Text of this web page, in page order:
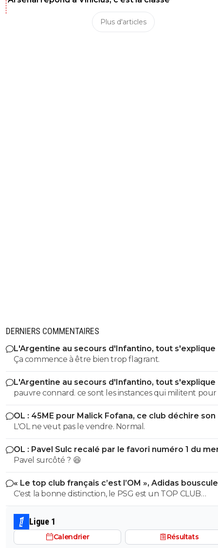
Plus d'articles
DERNIERS COMMENTAIRES
L'Argentine au secours d'Infantino, tout s'explique
Ça commence à être bien trop flagrant.
L'Argentine au secours d'Infantino, tout s'explique
pauvre connard. ce sont les instances qui militent pour lui.
alors evite de m insulter pauvre merde
https://www.foot01.com/foot-mondial/leurope-pousse-
khelaifi-pour-virer-infantino-de-la-fifa. sinon pour ta fixette
Octobre 2017 : accusation de corruption privée pour
TV des Coupes du monde 2026 et 2030 de football Mars
2019 : accusation de corruption pour les candidatures
Doha en 2017 et 2019 pour organiser les
monde d'athlétisme Février 2020 : accusation de
corruption de Jérôme Valcke (ex-secrétaire général de
réseaux sociaux pour défendre ses intérêts Février 2023 :
accusation d'enlèvement, séquestration et torture Fevrier
2025 Nasser al-Khelaïfi a été mis en examen pour
OL : 45ME pour Malick Fofana, ce club déchire
L'OL ne veut pas le vendre. Normal.
OL : Pavel Sulc recalé par le favori numéro 1 du
Pavel surcôté ? 😆
« Le top club français c’est l’OM », Adidas
PSG
C'est la bonne distinction, le PSG est un TOP CLUB
MONDIAL, l'OM est un top Club Français!
Ligue 1
Calendrier Résultats